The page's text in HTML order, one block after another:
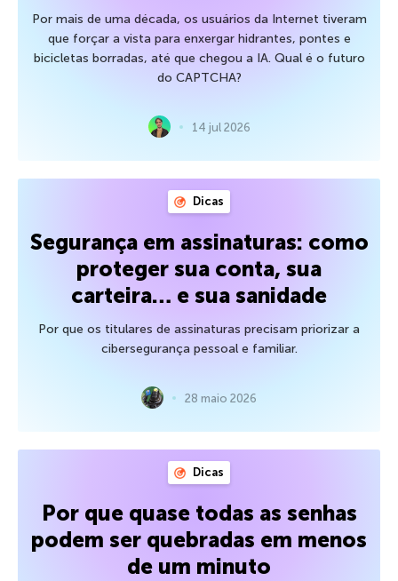
Por mais de uma década, os usuários da Internet tiveram
que forçar a vista para enxergar hidrantes, pontes e
bicicletas borradas, até que chegou a IA. Qual é o futuro
do CAPTCHA?
14 jul 2026
Dicas
Segurança em assinaturas: como
proteger sua conta, sua
carteira… e sua sanidade
Por que os titulares de assinaturas precisam priorizar a
cibersegurança pessoal e familiar.
28 maio 2026
Dicas
Por que quase todas as senhas
podem ser quebradas em menos
de um minuto